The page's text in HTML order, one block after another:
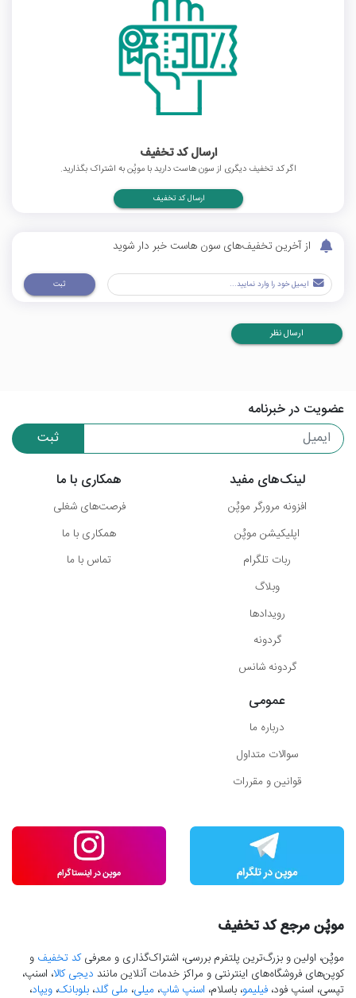
ارسال کد تخفیف
اگر کد تخفیف دیگری از سون هاست دارید با موپُن به اشتراک بگذارید.
ارسال کد تخفیف
از آخرین تخفیف‌های سون هاست خبر دار شوید
ثبت
ارسال نظر
عضویت در خبرنامه
ثبت
لینک‌های مفید
افزونه مرورگر موپُن
اپلیکیشن موپُن
ربات تلگرام
وبلاگ
رویدادها
گردونه
گردونه شانس
همکاری با ما
فرصت‌های شغلی
همکاری با ما
تماس با ما
عمومی
درباره ما
سوالات متداول
قوانین و مقررات
موپُن مرجع کد تخفیف
موپُن، اولین و بزرگ‌ترین پلتفرم بررسی، اشتراک‌گذاری و معرفیکد تخفیف و
کوپن‌های فروشگاه‌های اینترنتی و مراکز خدمات آنلاین مانند دیجی کالا، اسنپ،
تپسی، اسنپ فود، فیلیمو، باسلام، اسنپ شاپ، میلی، ملی گلد، بلوبانک، ویپاد،